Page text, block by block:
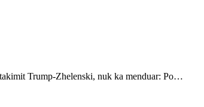
Trump-Zhelenski, nuk ka menduar: Po…